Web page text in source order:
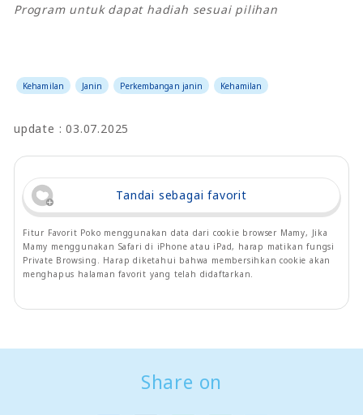
Program untuk dapat hadiah sesuai pilihan
Kehamilan Janin Perkembangan janin Kehamilan
update : 03.07.2025
Tandai sebagai favorit
Fitur Favorit Poko menggunakan data dari cookie browser Mamy, Jika
Mamy menggunakan Safari di iPhone atau iPad, harap matikan fungsi
Private Browsing. Harap diketahui bahwa membersihkan cookie akan
menghapus halaman favorit yang telah didaftarkan.
Share on